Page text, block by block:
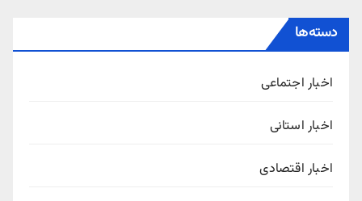
دسته‌ها
اخبار اجتماعی
اخبار استانی
اخبار اقتصادی